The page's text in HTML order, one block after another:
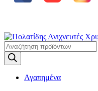
Products
search
Αγαπημένα